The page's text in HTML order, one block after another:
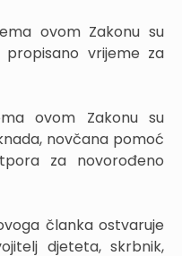
ovom Zakonu su
vrijeme za
ovom Zakonu su
novčana pomoć
za novorođeno
članka ostvaruje
djeteta, skrbnik,